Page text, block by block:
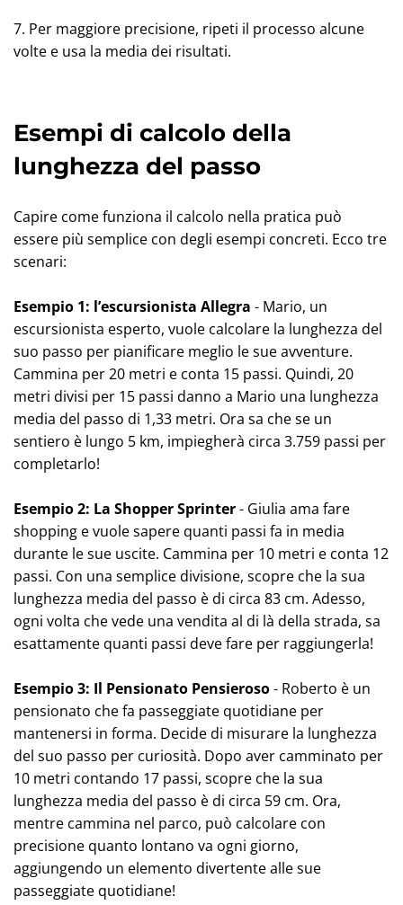
7. Per maggiore precisione, ripeti il processo alcune
volte e usa la media dei risultati.
Esempi di calcolo della
lunghezza del passo
Capire come funziona il calcolo nella pratica può
essere più semplice con degli esempi concreti. Ecco tre
scenari:
Esempio 1: l’escursionista Allegra - Mario, un
escursionista esperto, vuole calcolare la lunghezza del
suo passo per pianificare meglio le sue avventure.
Cammina per 20 metri e conta 15 passi. Quindi, 20
metri divisi per 15 passi danno a Mario una lunghezza
media del passo di 1,33 metri. Ora sa che se un
sentiero è lungo 5 km, impiegherà circa 3.759 passi per
completarlo!
Esempio 2: La Shopper Sprinter- Giulia ama fare
shopping e vuole sapere quanti passi fa in media
durante le sue uscite. Cammina per 10 metri e conta 12
passi. Con una semplice divisione, scopre che la sua
lunghezza media del passo è di circa 83 cm. Adesso,
ogni volta che vede una vendita al di là della strada, sa
esattamente quanti passi deve fare per raggiungerla!
Esempio 3: Il Pensionato Pensieroso- Roberto è un
pensionato che fa passeggiate quotidiane per
mantenersi in forma. Decide di misurare la lunghezza
del suo passo per curiosità. Dopo aver camminato per
10 metri contando 17 passi, scopre che la sua
lunghezza media del passo è di circa 59 cm. Ora,
mentre cammina nel parco, può calcolare con
precisione quanto lontano va ogni giorno,
aggiungendo un elemento divertente alle sue
passeggiate quotidiane!